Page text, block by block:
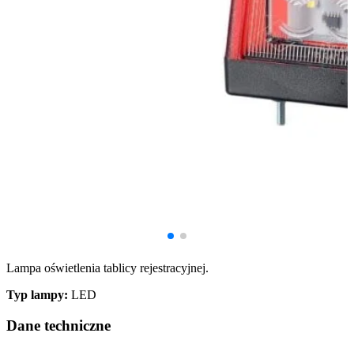
Lampa oświetlenia tablicy rejestracyjnej.
Typ lampy: LED
Dane techniczne